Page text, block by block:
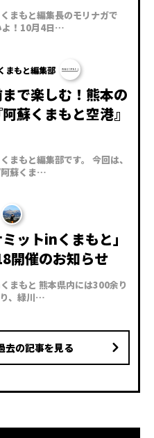
まもと編集長のモリナガで
よ！10月4日…
まもと編集部
で楽しむ！熊本の
蘇くまもと空港』
まもと編集部です。 今回は、
阿蘇くま…
ミットinくまもと」
開催のお知らせ
まもと 熊本県内には300余り
、緑川…
去の記事を見る